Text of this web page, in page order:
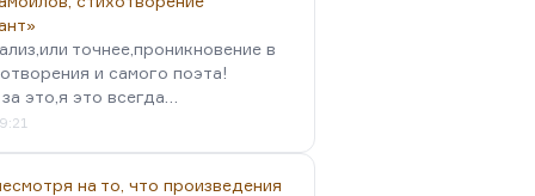
точнее,проникновение в
и самого поэта!
это,я это всегда…
на то, что произведения